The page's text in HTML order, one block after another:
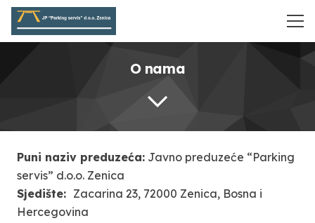
O nama
Puni naziv preduzeća: Javno preduzeće “Parking
servis” d.o.o. Zenica
Sjedište: Zacarina 23, 72000 Zenica, Bosna i
Hercegovina